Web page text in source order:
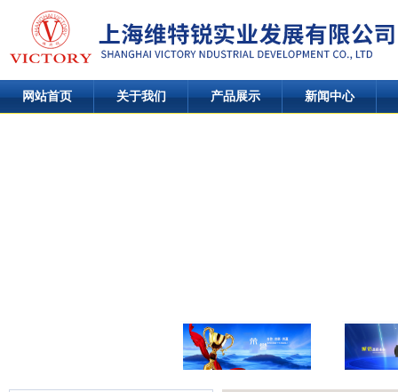
网站首页 关于我们 产品展示 新闻中心